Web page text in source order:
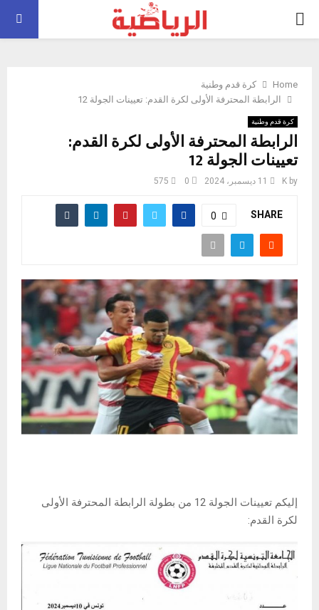
PRIMARY
Home
كرة قدم وطنية
الرابطة المحترفة الأولى لكرة القدم: تعيينات الجولة 12
كرة قدم وطنية
الرابطة المحترفة الأولى لكرة القدم:
تعيينات الجولة 12
by
K 11 ديسمبر، 2024 0
575
SHARE
0
إليكم تعيينات الجولة 12 من بطولة الرابطة المحترفة الأولى
لكرة القدم: